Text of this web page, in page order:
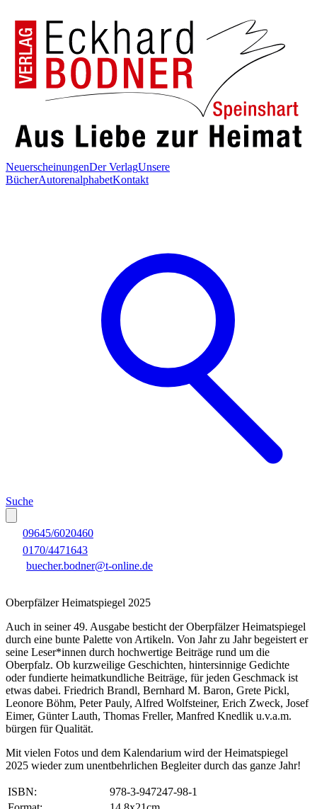
NeuerscheinungenDer VerlagUnsere
BücherAutorenalphabetKontakt
Suche
09645/6020460
0170/4471643
buecher.bodner@t-online.de
Oberpfälzer Heimatspiegel 2025
Auch in seiner 49. Ausgabe besticht der Oberpfälzer Heimatspiegel
durch eine bunte Palette von Artikeln. Von Jahr zu Jahr begeistert er
seine Leser*innen durch hochwertige Beiträge rund um die
Oberpfalz. Ob kurzweilige Geschichten, hintersinnige Gedichte
oder fundierte heimatkundliche Beiträge, für jeden Geschmack ist
etwas dabei. Friedrich Brandl, Bernhard M. Baron, Grete Pickl,
Leonore Böhm, Peter Pauly, Alfred Wolfsteiner, Erich Zweck, Josef
Eimer, Günter Lauth, Thomas Freller, Manfred Knedlik u.v.a.m.
bürgen für Qualität.
Mit vielen Fotos und dem Kalendarium wird der Heimatspiegel
2025 wieder zum unentbehrlichen Begleiter durch das ganze Jahr!
ISBN:
978-3-947247-98-1